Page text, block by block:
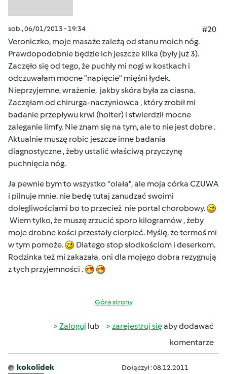
sob., 06/01/2013 - 19:34
#20
Veroniczko, moje masaże zależą od stanu moich nóg.
Prawdopodobnie będzie ich jeszcze kilka (były już 3).
Zaczęło się od tego, że puchły mi nogi w kostkach i
odczuwałam mocne "napięcie" mięśni łydek.
Nieprzyjemne, wrażenie, jakby skóra była za ciasna.
Zaczęłam od chirurga-naczyniowca , który zrobił mi
badanie przepływu krwi (holter) i stwierdził mocne
zaleganie limfy. Nie znam się na tym, ale to nie jest dobre .
Aktualnie muszę robic jeszcze inne badania
diagnostyczne , żeby ustalić właściwą przyczynę
puchnięcia nóg.
Ja pewnie bym to wszystko "olała", ale moja córka CZUWA
i pilnuje mnie. nie bedę tutaj zanudzać swoimi
dolegliwościami bo to przecież nie portal chorobowy.
Wiem tylko, że muszę zrzucić sporo kilogramów , żeby
moje drobne kości przestały cierpieć. Myślę, że termoś mi
w tym pomoże.
Dlatego stop słodkościom i deserkom.
Rodzinka też mi zakazała, oni dla mojego dobra rezygnują
z tych przyjemności .
Góra strony
Zaloguj lub zarejestruj sięaby dodawać
komentarze
kokolidek Dołączył : 08.12.2011